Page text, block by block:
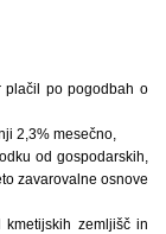
plačil po pogodbah o
2,3% mesečno,
od gospodarskih,
zavarovalne osnove
zemljišč in